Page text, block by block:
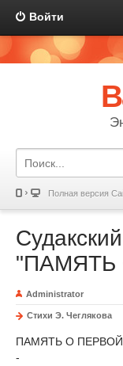
Войти
Полная версия
Administrator
Стихи Э. Чеглякова
ПАМЯТЬ О
-